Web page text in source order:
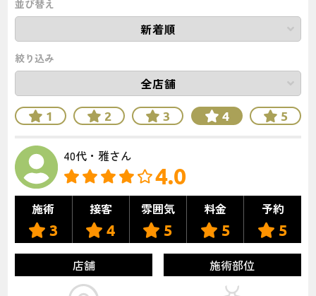
並び替え
絞り込み
1 2 3 4 5
40代・雅さん
4.0
施術
3
接客
4
雰囲気
5
料金
5
予約
5
店舗 施術部位